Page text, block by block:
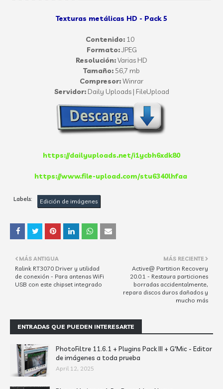
Texturas metálicas HD - Pack 5
Contenido:10
Formato:JPEG
Resolución:Varias HD
Tamaño: 56,7 mb
Compresor:Winrar
Servidor:Daily Uploads | FileUpload
https://dailyuploads.net/i1ycbh6xdk80
https://www.file-upload.com/stu6340lhfaa
Labels: Edición de imágenes
MÁS RECIENTE
Active@ Partition Recovery
20.0.1 - Restaura particiones
borradas accidentalmente,
repara discos duros dañados y
mucho más
MÁS ANTIGUA
Ralink RT3070 Driver y utilidad
de conexión - Para antenas WiFi
USB con este chipset integrado
ENTRADAS QUE PUEDEN INTERESARTE
PhotoFiltre 11.6.1 + Plugins Pack III + G'Mic - Editor
de imágenes a toda prueba
April 12, 2025